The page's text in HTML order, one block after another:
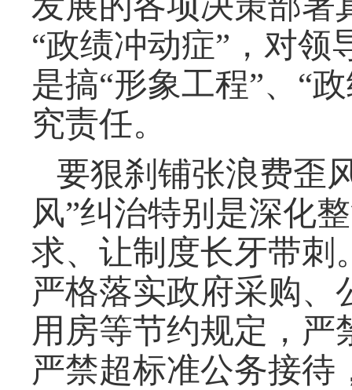
“政绩冲动症”，对领
是搞“形象工程”、“
究责任。
要狠刹铺张浪费歪
风”纠治特别是深化
求、让制度长牙带刺
严格落实政府采购、
用房等节约规定，严
严禁超标准公务接待